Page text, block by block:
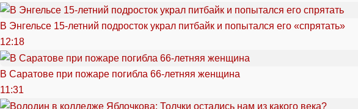
В Энгельсе 15-летний подросток украл питбайк и попытался его «спрятать»
12:18
В Саратове при пожаре погибла 66-летняя женщина
11:31